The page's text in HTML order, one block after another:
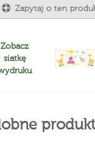
Zapytaj o ten
Zobacz
siatkę